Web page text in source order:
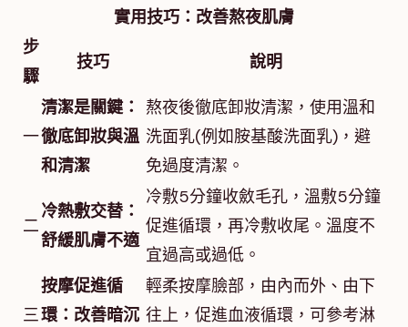
實用技巧：改善熬夜肌膚
步
驟
技巧 說明
一
清潔是關鍵：
徹底卸妝與溫
和清潔
熬夜後徹底卸妝清潔，使用溫和
洗面乳(例如胺基酸洗面乳)，避
免過度清潔。
二
冷熱敷交替：
舒緩肌膚不適
冷敷5分鐘收斂毛孔，溫敷5分鐘
促進循環，再冷敷收尾。溫度不
宜過高或過低。
三
按摩促進循
環：改善暗沉
輕柔按摩臉部，由內而外、由下
往上，促進血液循環，可參考淋